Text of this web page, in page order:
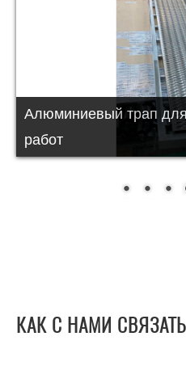
Алюминиевый трап
работ
КАК С НАМИ